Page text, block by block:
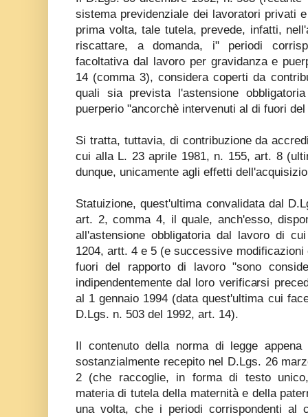
sistema previdenziale dei lavoratori privati
prima volta, tale tutela, prevede, infatti,
riscattare, a domanda, i" periodi
facoltativa dal lavoro per gravidanza e
14 (comma 3), considera coperti da
quali sia prevista l'astensione
puerperio "ancorchè intervenuti al di fuori
Si tratta, tuttavia, di contribuzione da
cui alla L. 23 aprile 1981, n. 155, art. 8
dunque, unicamente agli effetti
Statuizione, quest'ultima convalidata dal
art. 2, comma 4, il quale, anch'esso,
all'astensione obbligatoria dal lavoro di
1204, artt. 4 e 5 (e successive
fuori del rapporto di lavoro "sono
indipendentemente dal loro verificarsi
al 1 gennaio 1994 (data quest'ultima cui
D.Lgs. n. 503 del 1992, art. 14).
Il contenuto della norma di legge
sostanzialmente recepito nel D.Lgs. 26
2 (che raccoglie, in forma di testo
materia di tutela della maternità e della
una volta, che i periodi corrispondenti al